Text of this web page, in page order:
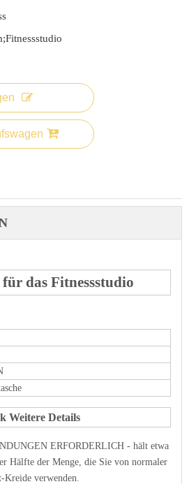
das Fitnessstudio
Weitere Details
ERFORDERLICH - hält etwa
Hälfte der Menge, die Sie von normaler
Kreide verwenden.